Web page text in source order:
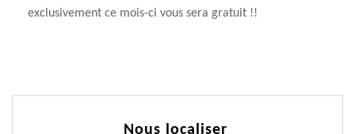
exclusivement ce mois-ci vous sera gratuit !!
Nous localiser